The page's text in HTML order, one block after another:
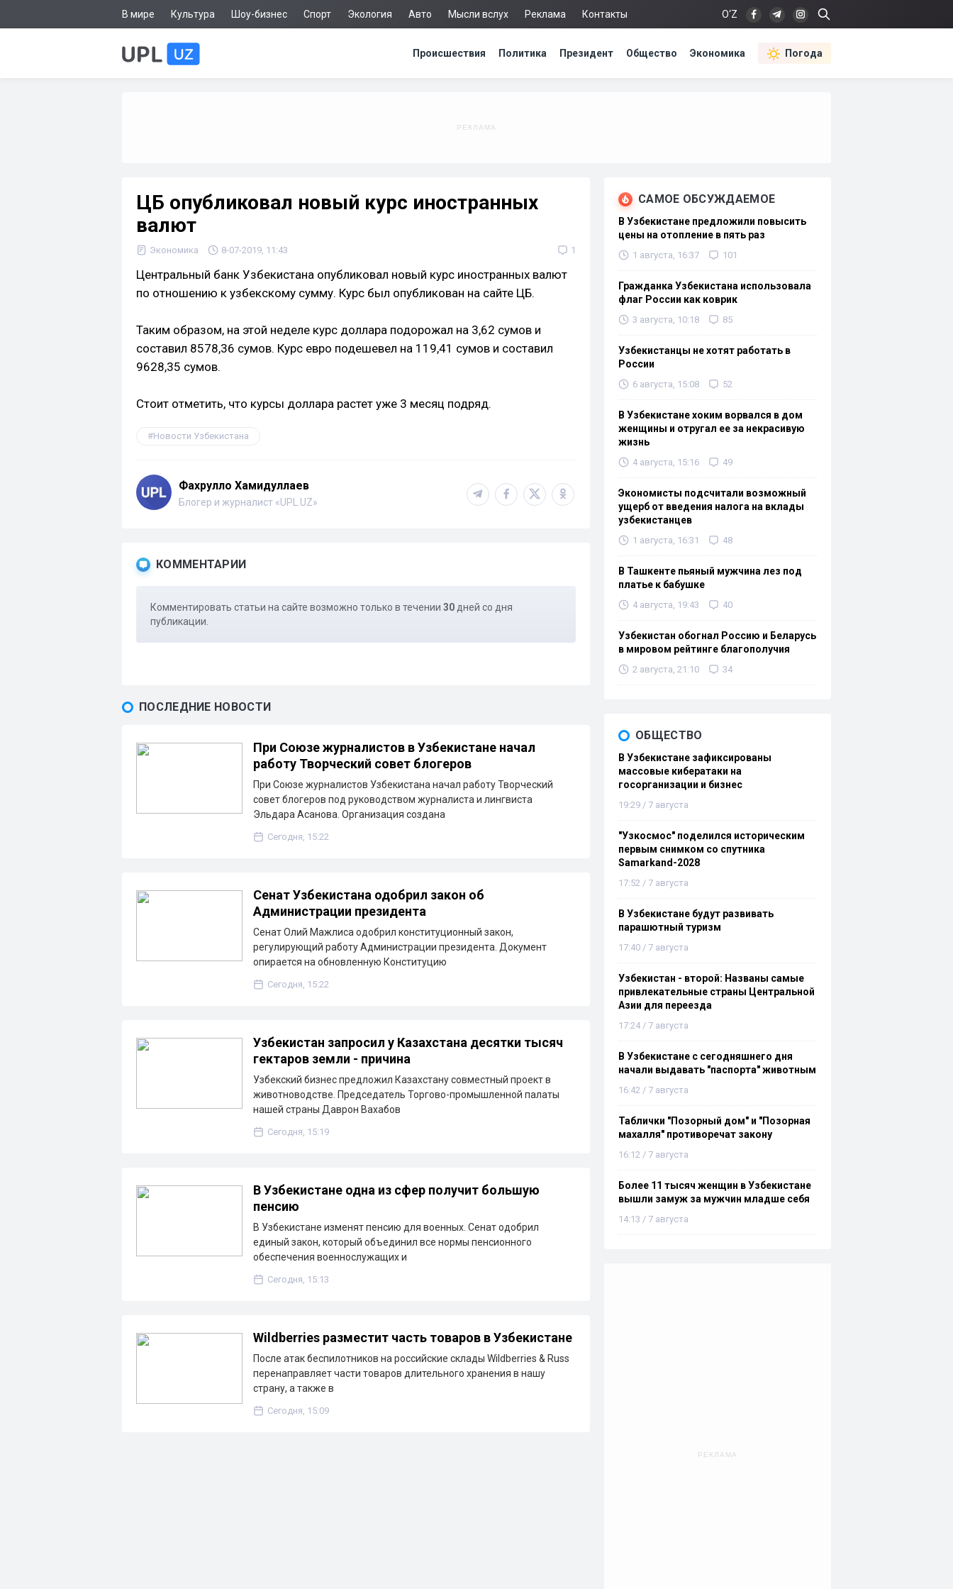
В мире Культура Шоу-бизнес Спорт Экология Авто Мысли вслух Реклама Контакты O‘Z
Происшествия Политика Президент Общество Экономика Погода
ЦБ опубликовал новый курс иностранных
валют
Экономика 8-07-2019, 11:43 1
Центральный банк Узбекистана опубликовал новый курс иностранных валют
по отношению к узбекскому сумму. Курс был опубликован на сайте ЦБ.
Таким образом, на этой неделе курс доллара подорожал на 3,62 сумов и
составил 8578,36 сумов. Курс евро подешевел на 119,41 сумов и составил
9628,35 сумов.
Стоит отметить, что курсы доллара растет уже 3 месяц подряд.
Новости Узбекистана
Фахрулло Хамидуллаев
Блогер и журналист «UPL.UZ»
КОММЕНТАРИИ
Комментировать статьи на сайте возможно только в течении 30 дней со дня
публикации.
ПОСЛЕДНИЕ НОВОСТИ
При Союзе журналистов в Узбекистане начал
работу Творческий совет блогеров
При Союзе журналистов Узбекистана начал работу Творческий
совет блогеров под руководством журналиста и лингвиста
Эльдара Асанова. Организация создана
Сегодня, 15:22
Сенат Узбекистана одобрил закон об
Администрации президента
Сенат Олий Мажлиса одобрил конституционный закон,
регулирующий работу Администрации президента. Документ
опирается на обновленную Конституцию
Сегодня, 15:22
Узбекистан запросил у Казахстана десятки тысяч
гектаров земли - причина
Узбекский бизнес предложил Казахстану совместный проект в
животноводстве. Председатель Торгово-промышленной палаты
нашей страны Даврон Вахабов
Сегодня, 15:19
В Узбекистане одна из сфер получит большую
пенсию
В Узбекистане изменят пенсию для военных. Сенат одобрил
единый закон, который объединил все нормы пенсионного
обеспечения военнослужащих и
Сегодня, 15:13
Wildberries разместит часть товаров в Узбекистане
После атак беспилотников на российские склады Wildberries & Russ
перенаправляет части товаров длительного хранения в нашу
страну, а также в
Сегодня, 15:09
САМОЕ ОБСУЖДАЕМОЕ
В Узбекистане предложили повысить
цены на отопление в пять раз
1 августа, 16:37 101
Гражданка Узбекистана использовала
флаг России как коврик
3 августа, 10:18 85
Узбекистанцы не хотят работать в
России
6 августа, 15:08 52
В Узбекистане хоким ворвался в дом
женщины и отругал ее за некрасивую
жизнь
4 августа, 15:16 49
Экономисты подсчитали возможный
ущерб от введения налога на вклады
узбекистанцев
1 августа, 16:31 48
В Ташкенте пьяный мужчина лез под
платье к бабушке
4 августа, 19:43 40
Узбекистан обогнал Россию и Беларусь
в мировом рейтинге благополучия
2 августа, 21:10 34
ОБЩЕСТВО
В Узбекистане зафиксированы
массовые кибератаки на
госорганизации и бизнес
19:29 / 7 августа
"Узкосмос" поделился историческим
первым снимком со спутника
Samarkand-2028
17:52 / 7 августа
В Узбекистане будут развивать
парашютный туризм
17:40 / 7 августа
Узбекистан - второй: Названы самые
привлекательные страны Центральной
Азии для переезда
17:24 / 7 августа
В Узбекистане с сегодняшнего дня
начали выдавать "паспорта" животным
16:42 / 7 августа
Таблички "Позорный дом" и "Позорная
махалля" противоречат закону
16:12 / 7 августа
Более 11 тысяч женщин в Узбекистане
вышли замуж за мужчин младше себя
14:13 / 7 августа